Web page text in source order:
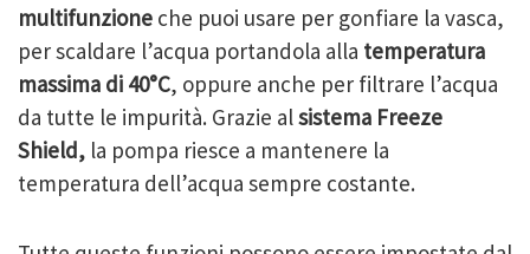
multifunzione che puoi usare per gonfiare la vasca,
per scaldare l’acqua portandola alla temperatura
massima di 40°C, oppure anche per filtrare l’acqua
da tutte le impurità. Grazie alsistema Freeze
Shield, la pompa riesce a mantenere la
temperatura dell’acqua sempre costante.